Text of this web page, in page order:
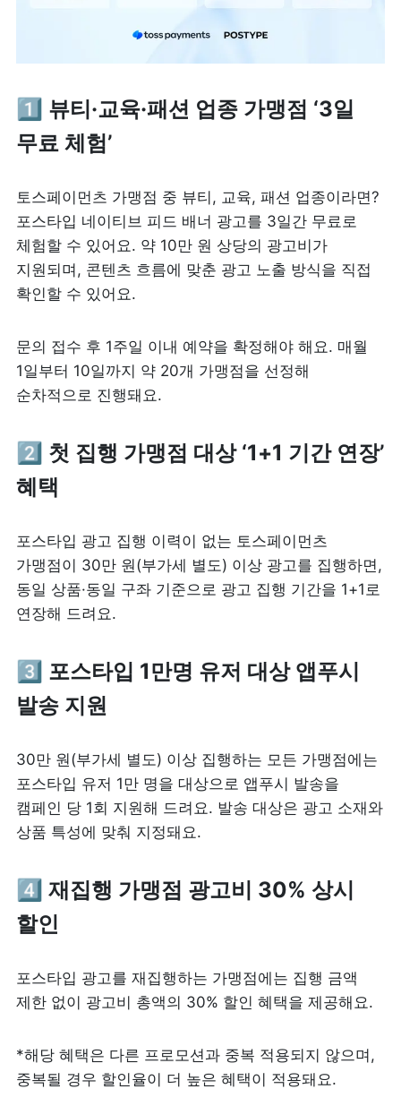
1️⃣ 뷰티·교육·패션 업종 가맹점 ‘3일
무료 체험’
토스페이먼츠 가맹점 중 뷰티, 교육, 패션 업종이라면?
포스타입 네이티브 피드 배너 광고를 3일간 무료로
체험할 수 있어요. 약 10만 원 상당의 광고비가
지원되며, 콘텐츠 흐름에 맞춘 광고 노출 방식을 직접
확인할 수 있어요.
문의 접수 후 1주일 이내 예약을 확정해야 해요. 매월
1일부터 10일까지 약 20개 가맹점을 선정해
순차적으로 진행돼요.
2️⃣ 첫 집행 가맹점 대상 ‘1+1 기간 연장’
혜택
포스타입 광고 집행 이력이 없는 토스페이먼츠
가맹점이 30만 원(부가세 별도) 이상 광고를 집행하면,
동일 상품·동일 구좌 기준으로 광고 집행 기간을 1+1로
연장해 드려요.
3️⃣ 포스타입 1만명 유저 대상 앱푸시
발송 지원
30만 원(부가세 별도) 이상 집행하는 모든 가맹점에는
포스타입 유저 1만 명을 대상으로 앱푸시 발송을
캠페인 당 1회 지원해 드려요. 발송 대상은 광고 소재와
상품 특성에 맞춰 지정돼요.
4️⃣ 재집행 가맹점 광고비 30% 상시
할인
포스타입 광고를 재집행하는 가맹점에는 집행 금액
제한 없이 광고비 총액의 30% 할인 혜택을 제공해요.
*해당 혜택은 다른 프로모션과 중복 적용되지 않으며,
중복될 경우 할인율이 더 높은 혜택이 적용돼요.